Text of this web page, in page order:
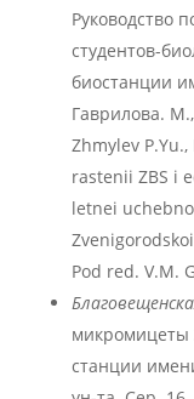
Руководство
студентов-
биостанции
Гаврилова.
Zhmylev
rastenii ZBS i
letnei
Pod red. V.M.
микромицеты
станции